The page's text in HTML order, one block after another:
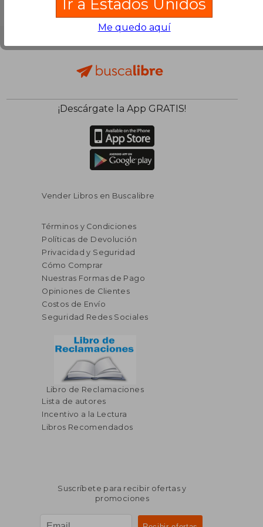
¡Descárgate la App GRATIS!
Vender Libros en Buscalibre
Términos y Condiciones
Políticas de Devolución
Privacidad y Seguridad
Cómo Comprar
Nuestras Formas de Pago
Opiniones de Clientes
Costos de Envío
Seguridad Redes Sociales
Libro de Reclamaciones
Lista de autores
Incentivo a la Lectura
Libros Recomendados
Suscríbete para recibir ofertas y
promociones
Ir a Estados Unidos
Me quedo aquí